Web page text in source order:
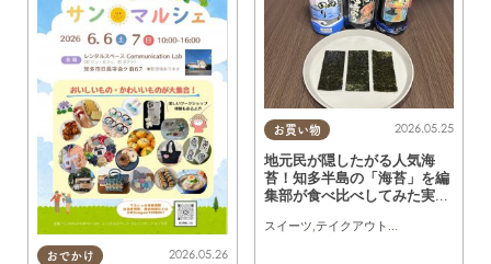
おでかけ 2026.05.26
お買い物 2026.05.25
地元民が隠したがる人気海
苔！知多半島の「海苔」を編
集部が食べ比べしてみた実食
スイーツ,テイクアウト ,まちネタ